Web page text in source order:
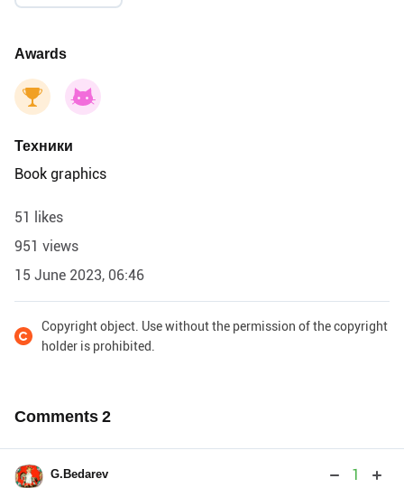
Awards
Техники
Book graphics
51 likes
951 views
15 June 2023, 06:46
Copyright object. Use without the permission of the copyright
holder is prohibited.
Comments2
G.Bedarev 1